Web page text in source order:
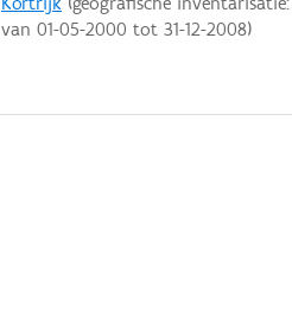
van 01-05-2000 tot 31-12-2008)